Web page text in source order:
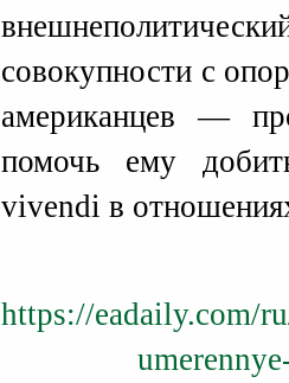
совокупности с
американцев —
помочь ему
vivendi в
https://eadaily.com/